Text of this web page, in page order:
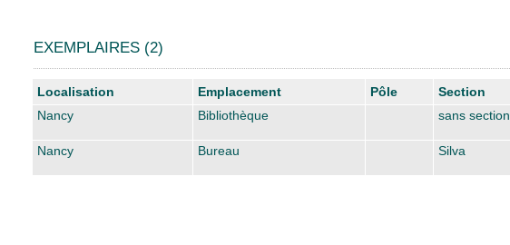
EXEMPLAIRES (2)
Liste des exemplaires
Localisation Emplacement Pôle Section
Nancy
Bibliothèque sans section
Nancy
Bureau Silva